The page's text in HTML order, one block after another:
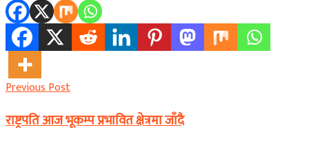
Previous Post
राष्ट्रपति आज भूकम्प प्रभावित क्षेत्रमा जाँदै